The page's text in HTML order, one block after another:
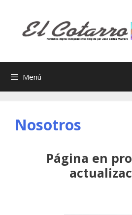
contenido
Menú
Nosotros
Página en